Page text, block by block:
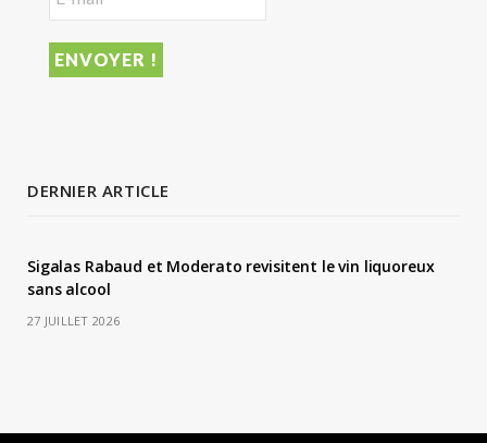
DERNIER ARTICLE
Sigalas Rabaud et Moderato revisitent le vin liquoreux
sans alcool
27 JUILLET 2026